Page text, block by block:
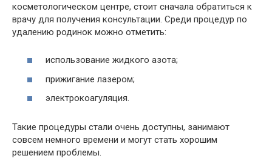
косметологическом центре, стоит сначала обратиться к
врачу для получения консультации. Среди процедур по
удалению родинок можно отметить:
использование жидкого азота;
прижигание лазером;
электрокоагуляция.
Такие процедуры стали очень доступны, занимают
совсем немного времени и могут стать хорошим
решением проблемы.